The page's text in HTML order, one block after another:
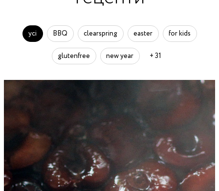
усі BBQ clearspring easter for kids
glutenfree new year + 31